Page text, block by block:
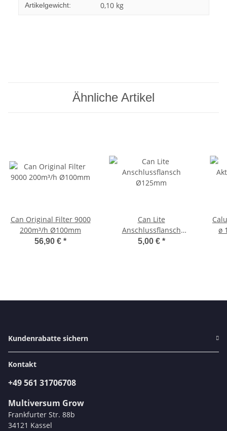
Artikelgewicht: 0,10 kg
Ähnliche Artikel
Can Original Filter 9000
200m³/h Ø100mm
56,90 € *
Can Lite
Anschlussflansch
Ø125mm
5,00 € *
ø
Kundenrabatte sichern
Kontakt
+49 561 31706708
Multiversum Grow
Frankfurter Str. 88b
34121 Kassel